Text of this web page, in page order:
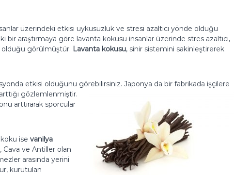
üzerindeki etkisi uykusuzluk ve stresi azaltıcı yönde olduğu
araştırmaya göre lavanta kokusu insanlar üzerinde stres azaltıcı,
olduğu görülmüştür. Lavanta kokusu, sinir sistemini sakinleştirerek
etkisi olduğunu görebilirsiniz. Japonya da bir fabrikada işçilere
gözlemlenmiştir.
arttırarak sporcular
ise vanilya
Cava ve Antiller olan
arasında yerini
kurutulan